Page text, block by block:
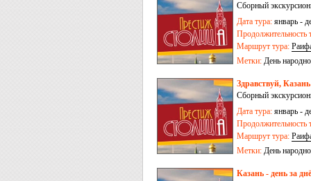
Сборный
Дата тура: январь -
Продолжительность
Маршрут тура:
Метки: День
Здравствуй,
Сборный
Дата тура: январь -
Продолжительность
Маршрут тура:
Метки: День
Казань - день за